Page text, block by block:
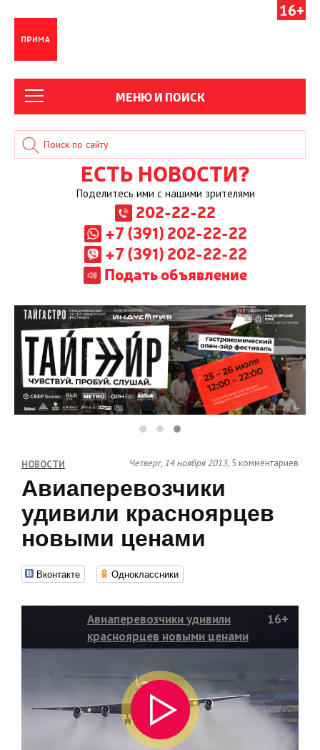
16+
МЕНЮ И ПОИСК
ЕСТЬ НОВОСТИ?
Поделитесь ими с нашими зрителями
202-22-22
+7 (391) 202-22-22
+7 (391) 202-22-22
Подать объявление
НОВОСТИ Четверг, 14 ноября 2013, 5 комментариев
Авиаперевозчики
удивили красноярцев
новыми ценами
Вконтакте Одноклассники
Авиаперевозчики удивили
красноярцев новыми ценами
16+